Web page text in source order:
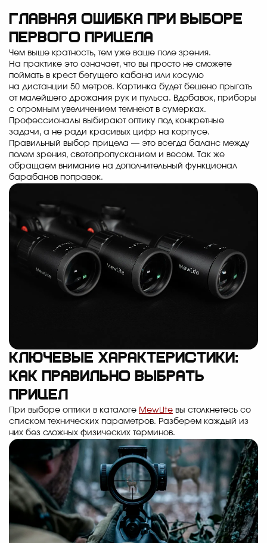
Главная ошибка при выборе
первого прицела
Чем выше кратность, тем уже ваше поле зрения.
На практике это означает, что вы просто не сможете
поймать в крест бегущего кабана или косулю
на дистанции 50 метров. Картинка будет бешено прыгать
от малейшего дрожания рук и пульса. Вдобавок, приборы
с огромным увеличением темнеют в сумерках.
Профессионалы выбирают оптику под конкретные
задачи, а не ради красивых цифр на корпусе.
Правильный выбор прицела — это всегда баланс между
полем зрения, светопропусканием и весом. Так же
обращаем внимание на дополнительный функционал
барабанов поправок.
Ключевые характеристики:
как правильно выбрать
прицел
При выборе оптики в каталоге MewLite вы столкнетесь со
списком технических параметров. Разберем каждый из
них без сложных физических терминов.